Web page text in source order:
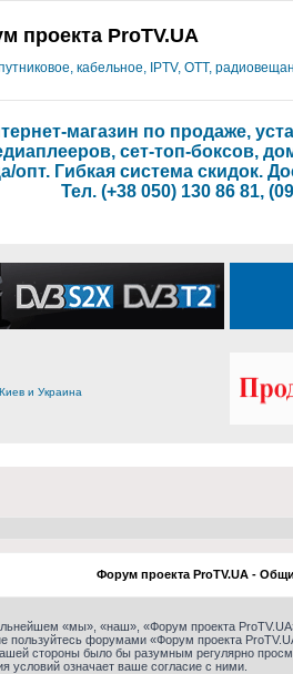
проекта ProTV.UA
кабельное, IPTV, OTT,
магазин по продаже,
сет-топ-боксов,
опт. Гибкая система скидок.
Тел. (+38 050) 130 86 81,
Форум проекта ProTV.UA -
«мы», «наш», «Форум проекта
пользуйтесь форумами «Форум проекта
стороны было бы разумным регулярно
условий означает ваше согласие с ними.